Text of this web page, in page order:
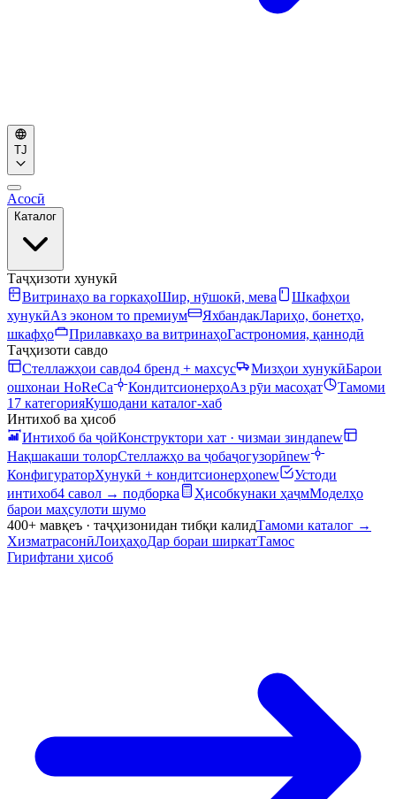
TJ
Асосӣ
Каталог
Таҷҳизоти хунукӣ
Витринаҳо ва горкаҳоШир, нӯшокӣ, мева
Шкафҳои
хунукӣАз эконом то премиум ЯхбандакЛариҳо, бонетҳо,
шкафҳо
Прилавкаҳо ва витринаҳоГастрономия, қаннодӣ
Таҷҳизоти савдо
Стеллажҳои савдо4 бренд + махсус Мизҳои хунукӣБарои
ошхонаи HoReCa
КондитсионерҳоАз рӯи масоҳат
Тамоми
17 категорияКушодани каталог-хаб
Интихоб ва ҳисоб
Интихоб ба ҷойКонструктори хат · чизмаи зиндаnew
Нақшакаши толорСтеллажҳо ва ҷобаҷогузорӣnew
КонфигураторХунукӣ + кондитсионерҳоnew
Устоди
интихоб4 савол → подборка Ҳисобкунаки ҳаҷмМоделҳо
барои маҳсулоти шумо
400+ мавқеъ · таҷҳизонидан тибқи калидТамоми каталог →
ХизматрасонӣЛоиҳаҳоДар бораи ширкатТамос
Гирифтани ҳисоб